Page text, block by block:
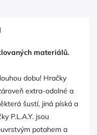
materiálů.
dobu! Hračky
extra-odolné a
šustí, jiná píská a
P.L.A.Y. jsou
potahem a